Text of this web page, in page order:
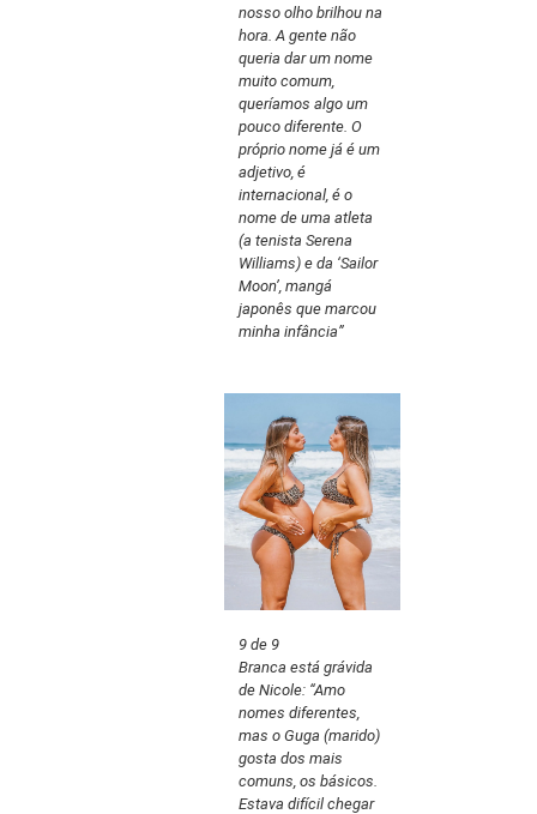
nosso olho brilhou na
hora. A gente não
queria dar um nome
muito comum,
queríamos algo um
pouco diferente. O
próprio nome já é um
adjetivo, é
internacional, é o
nome de uma atleta
(a tenista Serena
Williams) e da ‘Sailor
Moon’, mangá
japonês que marcou
minha infância”
9 de 9
Branca está grávida
de Nicole: “Amo
nomes diferentes,
mas o Guga (marido)
gosta dos mais
comuns, os básicos.
Estava difícil chegar